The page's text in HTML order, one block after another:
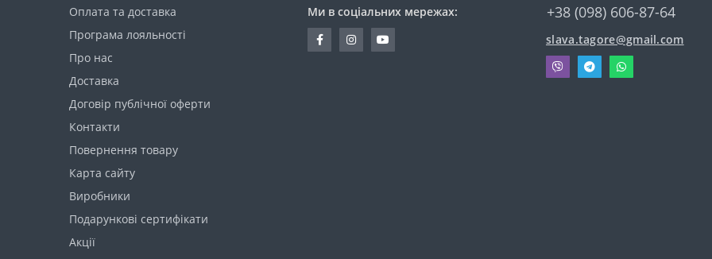
Оплата та доставка
Програма лояльності
Про нас
Доставка
Договір публічної оферти
Контакти
Повернення товару
Карта сайту
Виробники
Подарункові сертифікати
Акції
Ми в соціальних мережах: +38 (098) 606-87-64
slava.tagore@gmail.com